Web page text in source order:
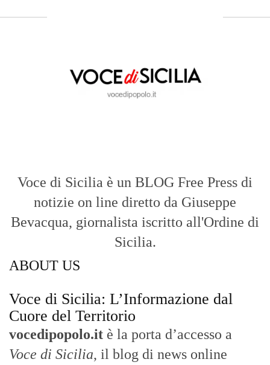
Voce di Sicilia è un BLOG Free Press di
notizie on line diretto da Giuseppe
Bevacqua, giornalista iscritto all'Ordine di
Sicilia.
ABOUT US
Voce di Sicilia: L’Informazione dal
Cuore del Territorio
vocedipopolo.it è la porta d’accesso a
Voce di Sicilia, il blog di news online